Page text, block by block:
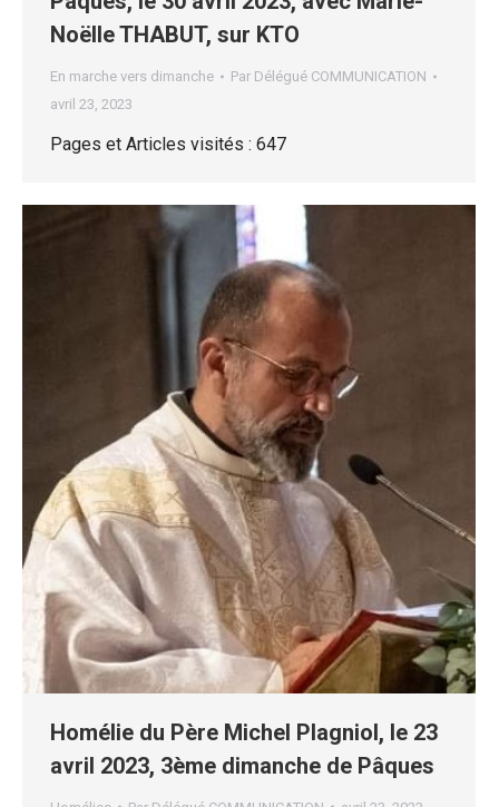
Noëlle THABUT, sur KTO
En marche vers dimanche Par Délégué COMMUNICATION
avril 23, 2023
Pages et Articles visités : 647
Homélie du Père Michel Plagniol, le 23
avril 2023, 3ème dimanche de Pâques